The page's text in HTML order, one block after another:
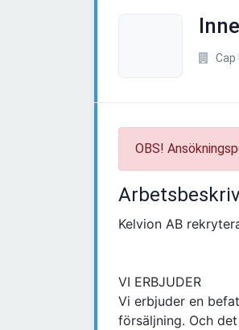
Cap
OBS!
Kelvion AB
VI ERBJUDER
Vi erbjuder en
försäljning. Och